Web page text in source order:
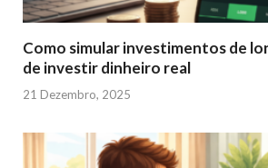
Como simular investimentos de
de investir dinheiro real
21 Dezembro, 2025